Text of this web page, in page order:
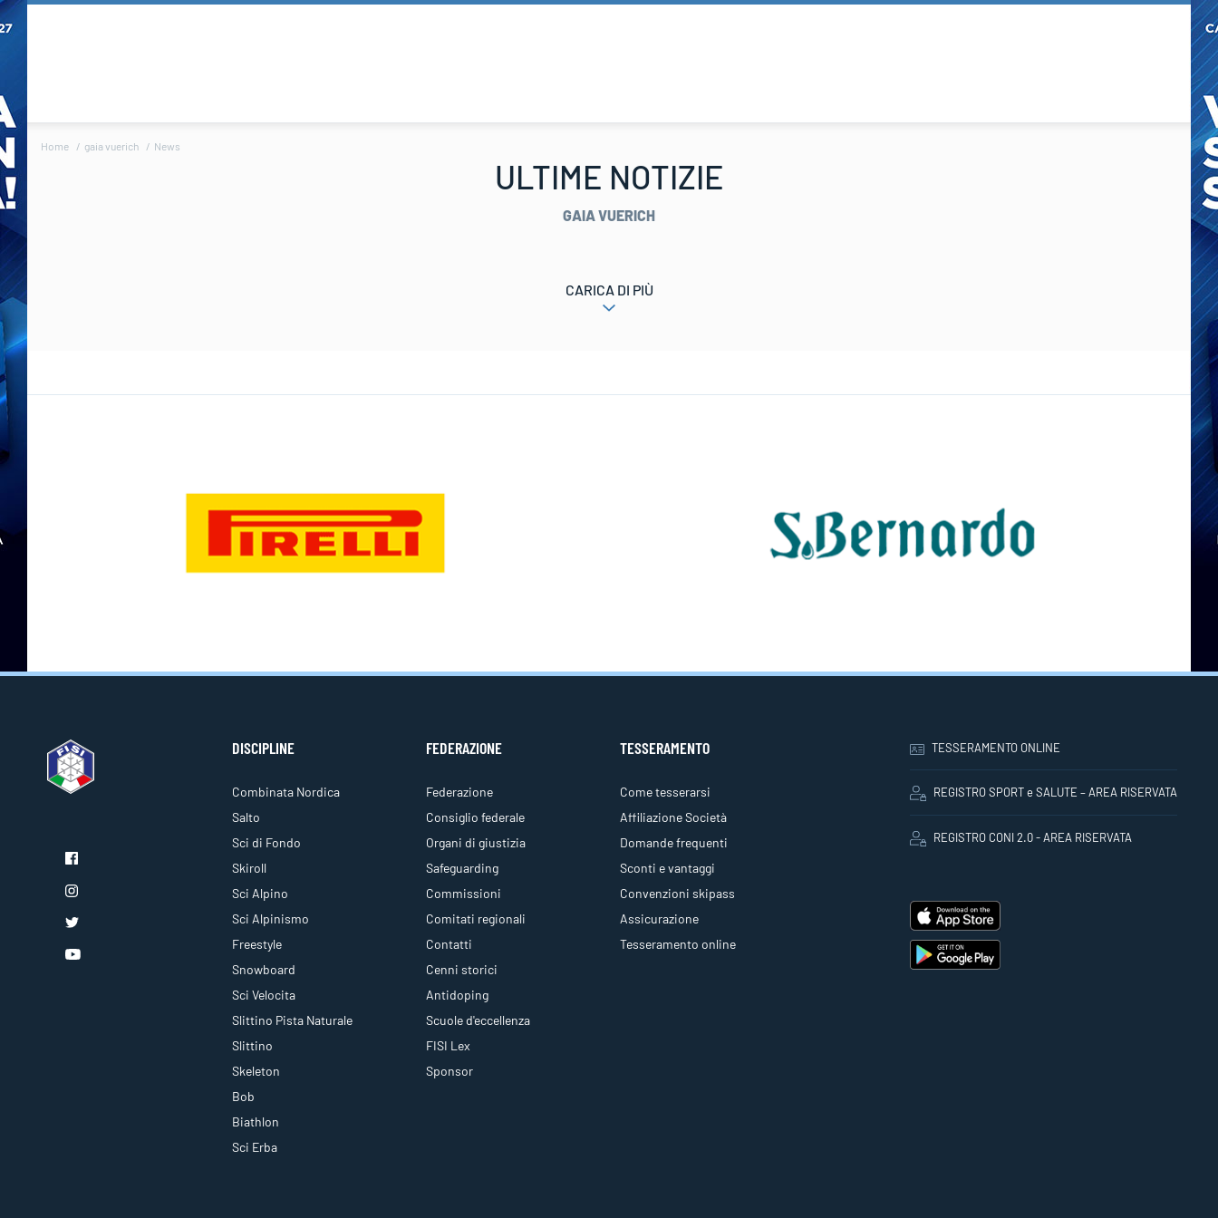
Home gaia vuerich News
ULTIME NOTIZIE
GAIA VUERICH
CARICA DI PIÙ
DISCIPLINE
Combinata Nordica
Salto
Sci di Fondo
Skiroll
Sci Alpino
Sci Alpinismo
Freestyle
Snowboard
Sci Velocita
Slittino Pista Naturale
Slittino
Skeleton
Bob
Biathlon
Sci Erba
FEDERAZIONE
Federazione
Consiglio federale
Organi di giustizia
Safeguarding
Commissioni
Comitati regionali
Contatti
Cenni storici
Antidoping
Scuole d'eccellenza
FISI Lex
Sponsor
TESSERAMENTO
Come tesserarsi
Affiliazione Società
Domande frequenti
Sconti e vantaggi
Convenzioni skipass
Assicurazione
Tesseramento online
TESSERAMENTO ONLINE
REGISTRO SPORT e SALUTE – AREA RISERVATA
REGISTRO CONI 2.0 - AREA RISERVATA